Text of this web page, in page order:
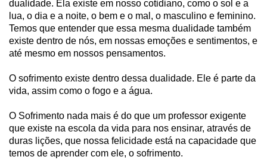
dualidade. Ela existe em nosso cotidiano, como o sol e a
lua, o dia e a noite, o bem e o mal, o masculino e feminino.
Temos que entender que essa mesma dualidade também
existe dentro de nós, em nossas emoções e sentimentos, e
até mesmo em nossos pensamentos.
O sofrimento existe dentro dessa dualidade. Ele é parte da
vida, assim como o fogo e a água.
O Sofrimento nada mais é do que um professor exigente
que existe na escola da vida para nos ensinar, através de
duras lições, que nossa felicidade está na capacidade que
temos de aprender com ele, o sofrimento.